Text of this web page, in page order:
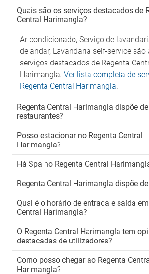
Quais são os serviços destacados de
Central Harimangla?
Ar-condicionado, Serviço de
de andar, Lavandaria self-service são
serviços destacados de Regenta
Harimangla. Ver lista completa de
Regenta Central Harimangla.
Regenta Central Harimangla dispõe
restaurantes?
Posso estacionar no Regenta Central
Harimangla?
Há Spa no Regenta Central
Regenta Central Harimangla dispõe
Qual é o horário de entrada e saída
Central Harimangla?
O Regenta Central Harimangla tem
destacadas de utilizadores?
Como posso chegar ao Regenta
Harimangla?